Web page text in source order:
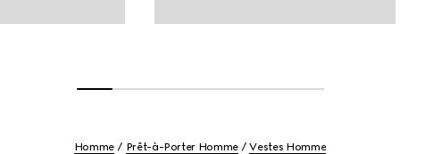
Homme Prêt-à-Porter Homme Vestes Homme